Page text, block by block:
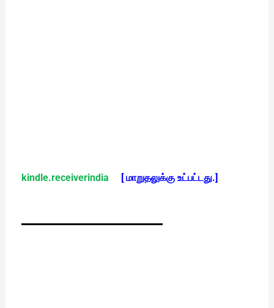
kindle.receiverindia [ மாறுதலுக்கு உட்பட்டது.]